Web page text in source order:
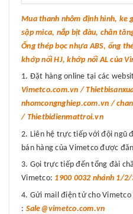
Mua thanh nhôm định hình, ke
sập mica, nắp bịt đàu, chân
Ống thép bọc nhựa ABS, ống
khớp nối HJ, khớp nối AL của
Đặt hàng online tại các
Vimetco.com.vn /
nhomcongnghiep.com.vn /
/ Thietbidienmattroi.vn
Liên hệ trực tiếp với đội ngũ
bán hàng của Vimetco được
Gọi trực tiếp đến tổng đài
Vimetco: 1900 0032 nhánh 1/
Gửi mail điện tử cho Vimetco
: Sale@vimetco.com.vn